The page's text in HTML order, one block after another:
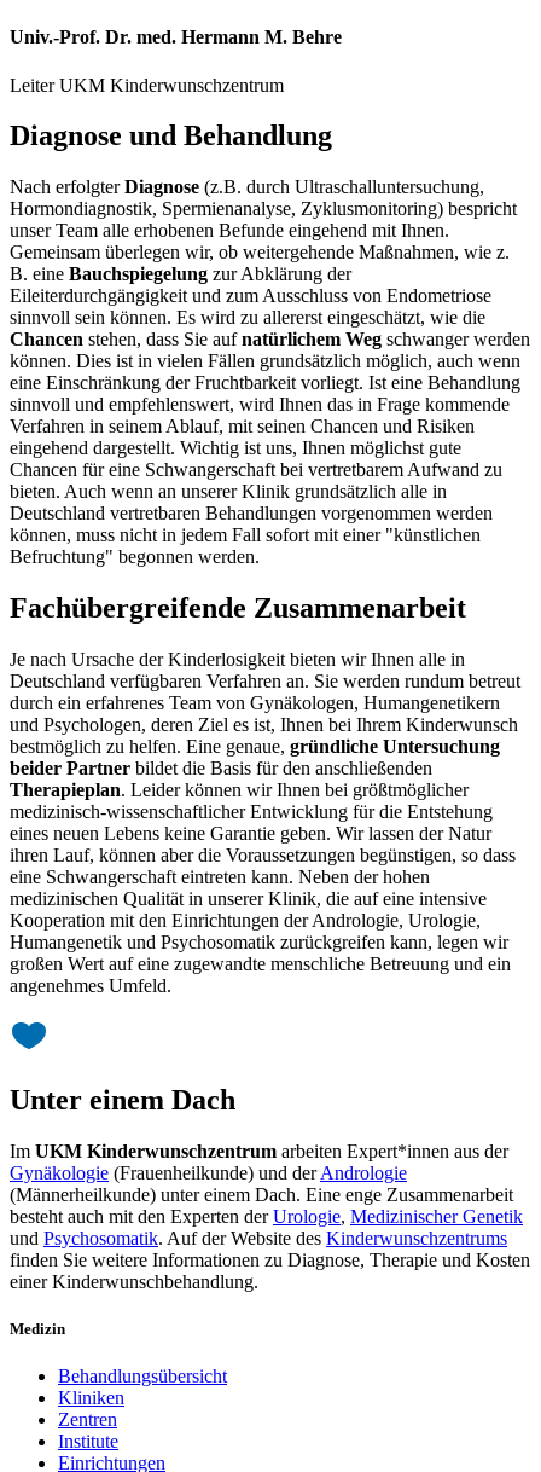
Univ.-Prof. Dr. med. Hermann M. Behre
Leiter UKM Kinderwunschzentrum
Diagnose und Behandlung
Nach erfolgterDiagnose (z.B. durch Ultraschalluntersuchung,
Hormondiagnostik, Spermienanalyse, Zyklusmonitoring) bespricht
unser Team alle erhobenen Befunde eingehend mit Ihnen.
Gemeinsam überlegen wir, ob weitergehende Maßnahmen, wie z.
B. eine Bauchspiegelung zur Abklärung der
Eileiterdurchgängigkeit und zum Ausschluss von Endometriose
sinnvoll sein können. Es wird zu allererst eingeschätzt, wie die
Chancen stehen, dass Sie aufnatürlichem Weg schwanger werden
können. Dies ist in vielen Fällen grundsätzlich möglich, auch wenn
eine Einschränkung der Fruchtbarkeit vorliegt. Ist eine Behandlung
sinnvoll und empfehlenswert, wird Ihnen das in Frage kommende
Verfahren in seinem Ablauf, mit seinen Chancen und Risiken
eingehend dargestellt. Wichtig ist uns, Ihnen möglichst gute
Chancen für eine Schwangerschaft bei vertretbarem Aufwand zu
bieten. Auch wenn an unserer Klinik grundsätzlich alle in
Deutschland vertretbaren Behandlungen vorgenommen werden
können, muss nicht in jedem Fall sofort mit einer "künstlichen
Befruchtung" begonnen werden.
Fachübergreifende Zusammenarbeit
Je nach Ursache der Kinderlosigkeit bieten wir Ihnen alle in
Deutschland verfügbaren Verfahren an. Sie werden rundum betreut
durch ein erfahrenes Team von Gynäkologen, Humangenetikern
und Psychologen, deren Ziel es ist, Ihnen bei Ihrem Kinderwunsch
bestmöglich zu helfen. Eine genaue, gründliche Untersuchung
beider Partner bildet die Basis für den anschließenden
Therapieplan. Leider können wir Ihnen bei größtmöglicher
medizinisch-wissenschaftlicher Entwicklung für die Entstehung
eines neuen Lebens keine Garantie geben. Wir lassen der Natur
ihren Lauf, können aber die Voraussetzungen begünstigen, so dass
eine Schwangerschaft eintreten kann. Neben der hohen
medizinischen Qualität in unserer Klinik, die auf eine intensive
Kooperation mit den Einrichtungen der Andrologie, Urologie,
Humangenetik und Psychosomatik zurückgreifen kann, legen wir
großen Wert auf eine zugewandte menschliche Betreuung und ein
angenehmes Umfeld.
Unter einem Dach
Im UKM Kinderwunschzentrum arbeiten Expert*innen aus der
Gynäkologie (Frauenheilkunde) und derAndrologie
(Männerheilkunde) unter einem Dach. Eine enge Zusammenarbeit
besteht auch mit den Experten derUrologie, Medizinischer Genetik
und Psychosomatik. Auf der Website des Kinderwunschzentrums
finden Sie weitere Informationen zu Diagnose, Therapie und Kosten
einer Kinderwunschbehandlung.
Medizin
Behandlungsübersicht
Kliniken
Zentren
Institute
Einrichtungen